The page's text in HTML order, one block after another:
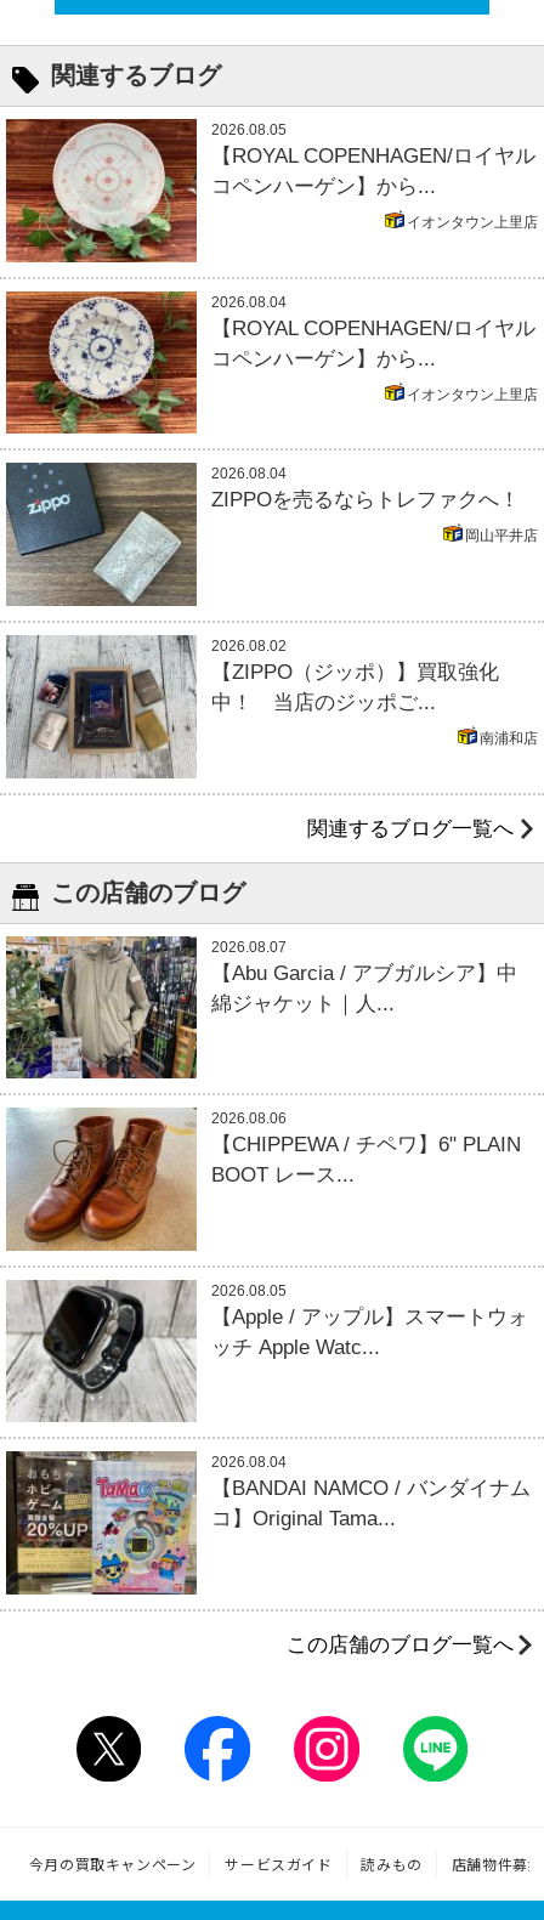
関連するブログ
2026.08.05
【ROYAL COPENHAGEN/ロイヤル
コペンハーゲン】から...
イオンタウン上里店
2026.08.04
【ROYAL COPENHAGEN/ロイヤル
コペンハーゲン】から...
イオンタウン上里店
2026.08.04
ZIPPOを売るならトレファクへ！
岡山平井店
2026.08.02
【ZIPPO（ジッポ）】買取強化
中！ 当店のジッポご...
南浦和店
関連するブログ一覧へ
この店舗のブログ
2026.08.07
【Abu Garcia / アブガルシア】中
綿ジャケット｜人...
2026.08.06
【CHIPPEWA / チペワ】6" PLAIN
BOOT レース...
2026.08.05
【Apple / アップル】スマートウォ
ッチ Apple Watc...
2026.08.04
【BANDAI NAMCO / バンダイナム
コ】Original Tama...
この店舗のブログ一覧へ
今月の買取キャンペーン サービスガイド 読みもの 店舗物件募集